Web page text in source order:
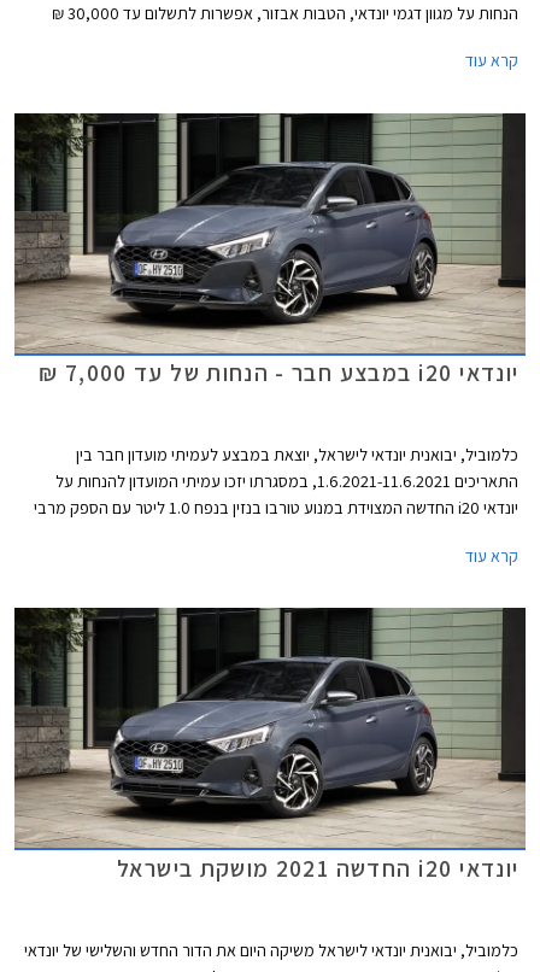
הנחות על מגוון דגמי יונדאי, הטבות אבזור, אפשרות לתשלום עד 30,000 ₪
ריבית אטרקטיביים. בנוסף תוצע הלוואה בתנאים מועדפים במסגרת תכנית
ייערך בכל אולמות התצוגה של יונדאי ברחבי הארץ.
קרא עוד
יונדאי i20 במבצע חבר - הנחות של עד 7,000 ₪
כלמוביל, יבואנית יונדאי לישראל, יוצאת במבצע לעמיתי מועדון חבר בין
התאריכים 1.6.2021-11.6.2021, במסגרתו יזכו עמיתי המועדון להנחות על
יונדאי i20 החדשה המצוידת במנוע טורבו בנזין בנפח 1.0 ליטר עם הספק מרבי
קרא עוד
יונדאי i20 החדשה 2021 מושקת בישראל
כלמוביל, יבואנית יונדאי לישראל משיקה היום את הדור החדש והשלישי של יונדאי